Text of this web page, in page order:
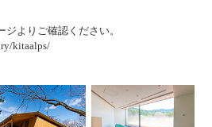
よりご確認ください。
kitaalps/